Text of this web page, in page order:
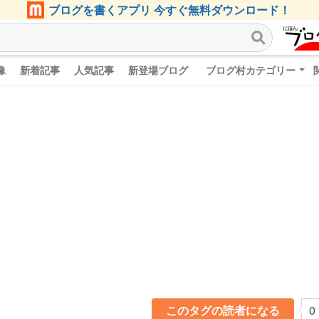
ブログを書くアプリ 今すぐ無料ダウンロード！
新着記事 人気記事 新登場ブログ ブログ村カテゴリー
このタグの読者になる 0